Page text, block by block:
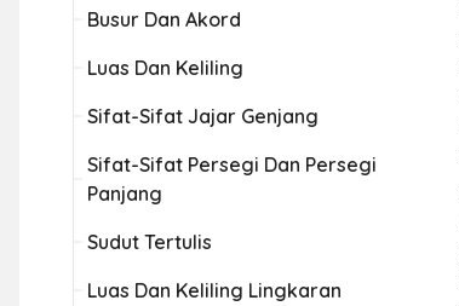
Busur Dan Akord
Luas Dan Keliling
Sifat-Sifat Jajar Genjang
Sifat-Sifat Persegi Dan Persegi
Panjang
Sudut Tertulis
Luas Dan Keliling Lingkaran